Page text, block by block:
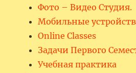
Фото – Видео Студия.
Мобильные
Online Classes
Задачи Первого
Учебная практика